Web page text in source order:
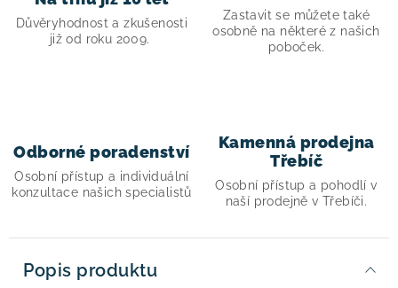
Důvěryhodnost a zkušenosti
již od roku 2009.
Zastavit se můžete také
osobně na některé z našich
poboček.
Odborné poradenství
Osobní přístup a individuální
konzultace našich specialistů
Kamenná prodejna
Třebíč
Osobní přístup a pohodlí v
naší prodejně v Třebíči.
Popis produktu